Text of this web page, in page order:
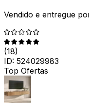
Vendido e entregue
(18)
ID: 524029983
Top Ofertas